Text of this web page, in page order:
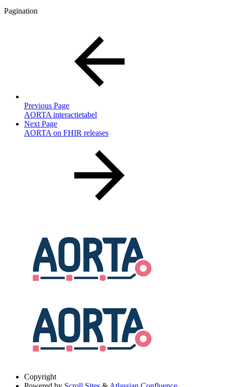
Pagination
Previous Page
AORTA interactietabel
Next Page
AORTA on FHIR releases
Copyright